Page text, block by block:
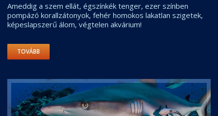
Ameddig a szem ellát, égszínkék tenger, ezer színben
pompázó korallzátonyok, fehér homokos lakatlan szigetek,
képeslapszerű álom, végtelen akvárium!
TOVÁBB